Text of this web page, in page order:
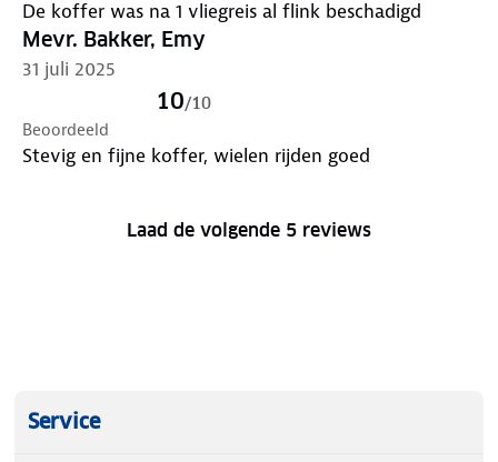
De koffer was na 1 vliegreis al flink beschadigd
Mevr. Bakker, Emy
31 juli 2025
10/10
Beoordeeld
Stevig en fijne koffer, wielen rijden goed
Laad de volgende 5 reviews
Service